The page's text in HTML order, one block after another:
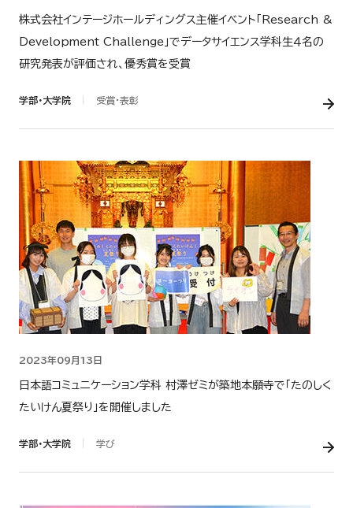
株式会社インテージホールディングス主催イベント「Research &
Development Challenge」でデータサイエンス学科生４名の
研究発表が評価され、優秀賞を受賞
学部・大学院 受賞・表彰
2023年09月13日
日本語コミュニケーション学科 村澤ゼミが築地本願寺で「たのしく
たいけん夏祭り」を開催しました
学部・大学院 学び